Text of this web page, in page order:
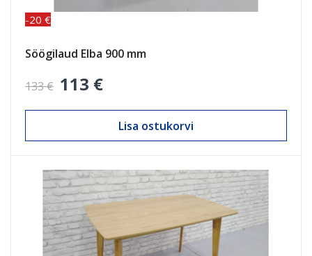
-20 €
Söögilaud Elba 900 mm
133 € 113 €
Lisa ostukorvi